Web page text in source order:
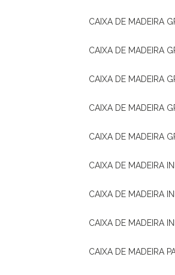
CAIXA DE MADEIRA
CAIXA DE MADEIRA
CAIXA DE MADEIRA
CAIXA DE MADEIRA
CAIXA DE MADEIRA
CAIXA DE MADEIRA
CAIXA DE MADEIRA
CAIXA DE MADEIRA
CAIXA DE MADEIRA